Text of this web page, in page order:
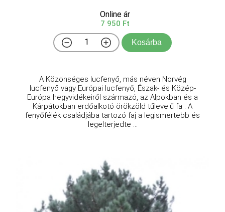
Online ár
7 950 Ft
Kosárba
A Közönséges lucfenyő, más néven Norvég
lucfenyő vagy Európai lucfenyő, Észak- és Közép-
Európa hegyvidékeiről származó, az Alpokban és a
Kárpátokban erdőalkotó örökzöld tűlevelű fa . A
fenyőfélék családjába tartozó faj a legismertebb és
legelterjedte ...